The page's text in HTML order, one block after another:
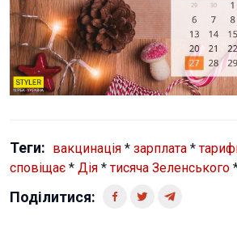
Теги: вакцинація * зарплата *
сповіщає * Дія *тисяча Зеленського
Поділитися: